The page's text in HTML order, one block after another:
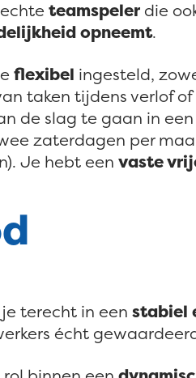
teamspeler die
opneemt.
flexibel
ingesteld,
taken tijdens verlof
de slag te gaan in
zaterdagen per
Je hebt een vaste
je terecht in een stabiel
écht